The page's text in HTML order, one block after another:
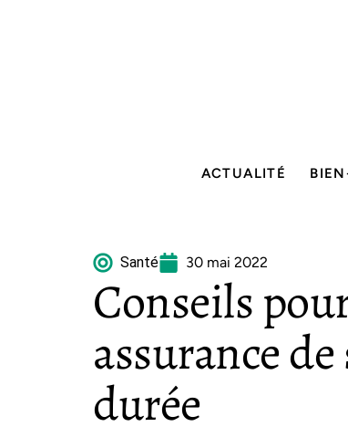
ACTUALITÉ
Santé 30 mai 2022
Conseils
assurance
durée